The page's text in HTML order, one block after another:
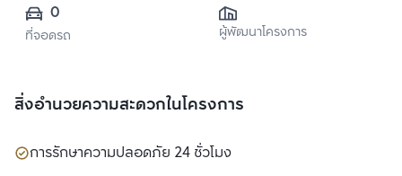
0
ที่จอดรถ ผู้พัฒนาโครงการ
สิ่งอำนวยความสะดวกในโครงการ
การรักษาความปลอดภัย 24 ชั่วโมง